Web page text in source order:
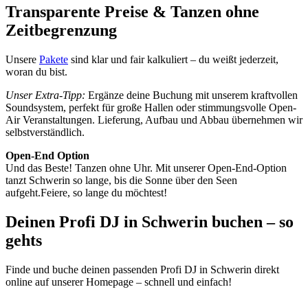
Transparente Preise & Tanzen ohne
Zeitbegrenzung
Unsere Pakete sind klar und fair kalkuliert – du weißt jederzeit,
woran du bist.
Unser Extra-Tipp: Ergänze deine Buchung mit unserem kraftvollen
Soundsystem, perfekt für große Hallen oder stimmungsvolle Open-
Air Veranstaltungen. Lieferung, Aufbau und Abbau übernehmen wir
selbstverständlich.
Open-End Option
Und das Beste! Tanzen ohne Uhr. Mit unserer Open-End-Option
tanzt Schwerin so lange, bis die Sonne über den Seen
aufgeht.Feiere, so lange du möchtest!
Deinen Profi DJ in Schwerin buchen – so
gehts
Finde und buche deinen passenden Profi DJ in Schwerin direkt
online auf unserer Homepage – schnell und einfach!